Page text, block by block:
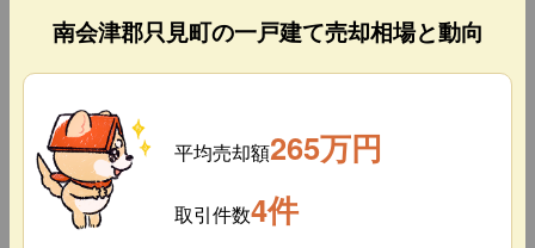
南会津郡只見町の一戸建て売却相場と動向
平均売却額265万円
取引件数4件